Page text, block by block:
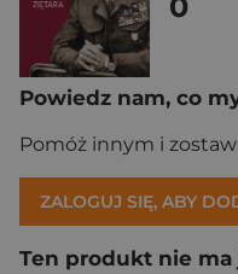
Powiedz nam, co
Pomóż innym i
ZALOGUJ SIĘ, ABY
Ten produkt nie ma